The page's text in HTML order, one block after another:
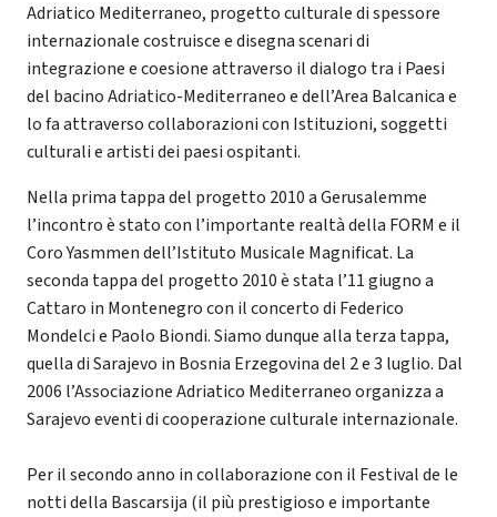
Adriatico Mediterraneo, progetto culturale di spessore
internazionale costruisce e disegna scenari di
integrazione e coesione attraverso il dialogo tra i Paesi
del bacino Adriatico-Mediterraneo e dell’Area Balcanica e
lo fa attraverso collaborazioni con Istituzioni, soggetti
culturali e artisti dei paesi ospitanti.
Nella prima tappa del progetto 2010 a Gerusalemme
l’incontro è stato con l’importante realtà della FORM e il
Coro Yasmmen dell’Istituto Musicale Magnificat. La
seconda tappa del progetto 2010 è stata l’11 giugno a
Cattaro in Montenegro con il concerto di Federico
Mondelci e Paolo Biondi. Siamo dunque alla terza tappa,
quella di Sarajevo in Bosnia Erzegovina del 2 e 3 luglio. Dal
2006 l’Associazione Adriatico Mediterraneo organizza a
Sarajevo eventi di cooperazione culturale internazionale.
Per il secondo anno in collaborazione con il Festival de le
notti della Bascarsija (il più prestigioso e importante